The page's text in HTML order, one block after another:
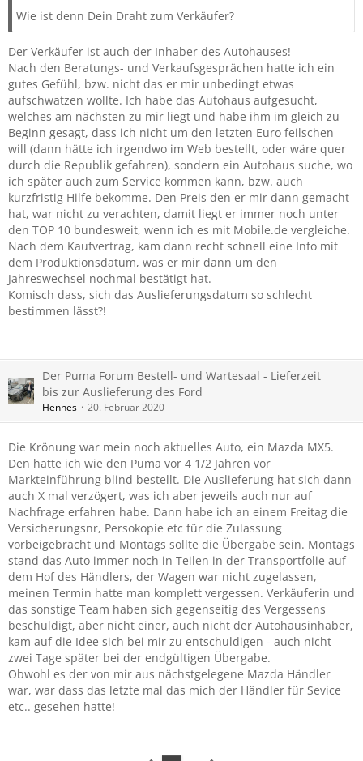
Wie ist denn Dein Draht zum Verkäufer?
Der Verkäufer ist auch der Inhaber des Autohauses!
Nach den Beratungs- und Verkaufsgesprächen hatte ich ein
gutes Gefühl, bzw. nicht das er mir unbedingt etwas
aufschwatzen wollte. Ich habe das Autohaus aufgesucht,
welches am nächsten zu mir liegt und habe ihm im gleich zu
Beginn gesagt, dass ich nicht um den letzten Euro feilschen
will (dann hätte ich irgendwo im Web bestellt, oder wäre quer
durch die Republik gefahren), sondern ein Autohaus suche, wo
ich später auch zum Service kommen kann, bzw. auch
kurzfristig Hilfe bekomme. Den Preis den er mir dann gemacht
hat, war nicht zu verachten, damit liegt er immer noch unter
den TOP 10 bundesweit, wenn ich es mit Mobile.de vergleiche.
Nach dem Kaufvertrag, kam dann recht schnell eine Info mit
dem Produktionsdatum, was er mir dann um den
Jahreswechsel nochmal bestätigt hat.
Komisch dass, sich das Auslieferungsdatum so schlecht
bestimmen lässt?!
Der Puma Forum Bestell- und Wartesaal - Lieferzeit
bis zur Auslieferung des Ford
Hennes 20. Februar 2020
Die Krönung war mein noch aktuelles Auto, ein Mazda MX5.
Den hatte ich wie den Puma vor 4 1/2 Jahren vor
Markteinführung blind bestellt. Die Auslieferung hat sich dann
auch X mal verzögert, was ich aber jeweils auch nur auf
Nachfrage erfahren habe. Dann habe ich an einem Freitag die
Versicherungsnr, Persokopie etc für die Zulassung
vorbeigebracht und Montags sollte die Übergabe sein. Montags
stand das Auto immer noch in Teilen in der Transportfolie auf
dem Hof des Händlers, der Wagen war nicht zugelassen,
meinen Termin hatte man komplett vergessen. Verkäuferin und
das sonstige Team haben sich gegenseitig des Vergessens
beschuldigt, aber nicht einer, auch nicht der Autohausinhaber,
kam auf die Idee sich bei mir zu entschuldigen - auch nicht
zwei Tage später bei der endgültigen Übergabe.
Obwohl es der von mir aus nächstgelegene Mazda Händler
war, war dass das letzte mal das mich der Händler für Sevice
etc.. gesehen hatte!